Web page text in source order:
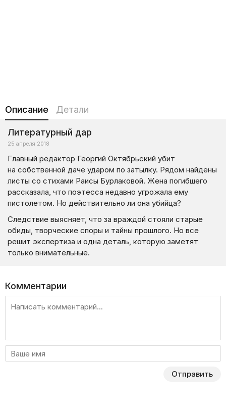
Описание Детали
Литературный дар
25 апреля 2018
Главный редактор Георгий Октябрьский убит
на собственной даче ударом по затылку. Рядом найдены
листы со стихами Раисы Бурлаковой. Жена погибшего
рассказала, что поэтесса недавно угрожала ему
пистолетом. Но действительно ли она убийца?
Следствие выясняет, что за враждой стояли старые
обиды, творческие споры и тайны прошлого. Но все
решит экспертиза и одна деталь, которую заметят
только внимательные.
Комментарии
Отправить